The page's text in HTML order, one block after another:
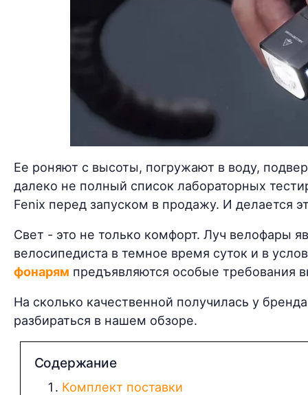
Ее роняют с высоты, погружают в воду,
далеко не полный список лабораторных
Fenix перед запуском в продажу. И делается
Свет - это не только комфорт. Луч велофары
велосипедиста в темное время суток и в
фонарям предъявляются особые требования
На сколько качественной получилась у
разбираться в нашем обзоре.
Содержание
Комплект поставки